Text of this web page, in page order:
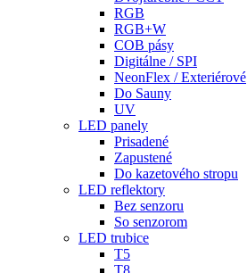
RGB
RGB+W
COB pásy
Digitálne / SPI
NeonFlex / Exteriérové
Do Sauny
UV
LED panely
Prisadené
Zapustené
Do kazetového stropu
LED reflektory
Bez senzoru
So senzorom
LED trubice
T5
T8